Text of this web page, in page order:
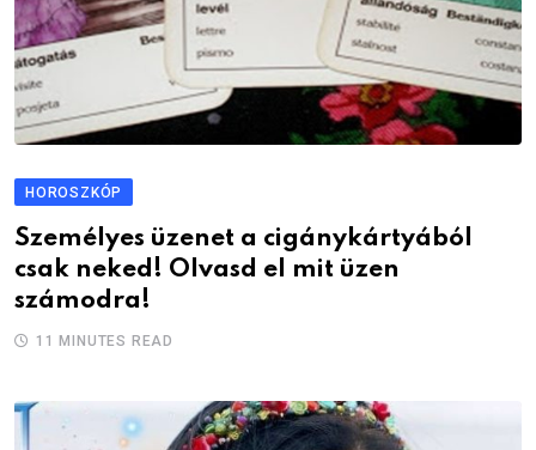
HOROSZKÓP
Személyes üzenet a cigánykártyából
csak neked! Olvasd el mit üzen
számodra!
11 MINUTES READ